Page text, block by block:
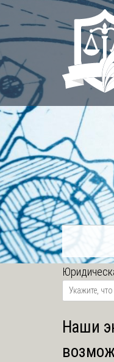
Skip
to
content
Наши